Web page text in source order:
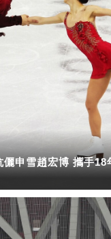
儷申雪趙宏博 攜手18